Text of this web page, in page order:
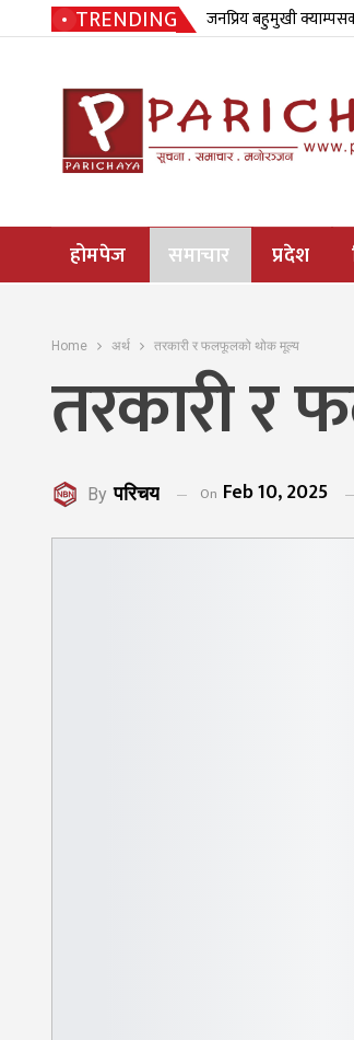
TRENDING जनप्रिय बहुमुखी
होमपेज समाचार प्रदेश
Home अर्थ तरकारी र फलफूलको थोक मूल्य
तरकारी
By परिचय On Feb 10, 2025